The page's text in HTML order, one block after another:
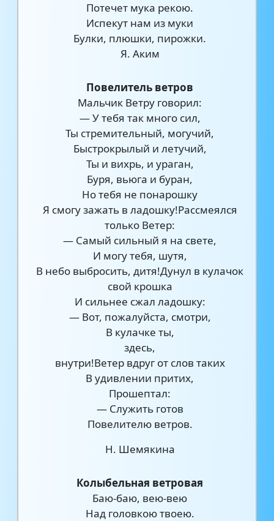
Потечет мука рекою.
Испекут нам из муки
Булки, плюшки, пирожки.
Я. Аким
Повелитель ветров
Мальчик Ветру говорил:
— У тебя так много сил,
Ты стремительный, могучий,
Быстрокрылый и летучий,
Ты и вихрь, и ураган,
Буря, вьюга и буран,
Но тебя не понарошку
Я смогу зажать в ладошку!Рассмеялся
только Ветер:
— Самый сильный я на свете,
И могу тебя, шутя,
В небо выбросить, дитя!Дунул в кулачок
свой крошка
И сильнее сжал ладошку:
— Вот, пожалуйста, смотри,
В кулачке ты,
здесь,
внутри!Ветер вдруг от слов таких
В удивлении притих,
Прошептал:
— Служить готов
Повелителю ветров.
Н. Шемякина
Колыбельная ветровая
Баю-баю, вею-вею
Над головкою твоею.